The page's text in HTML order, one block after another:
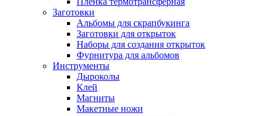
Заготовки
Альбомы для скрапбукинга
Заготовки для открыток
Наборы для создания открыток
Фурнитура для альбомов
Инструменты
Дыроколы
Клей
Магниты
Макетные ножи